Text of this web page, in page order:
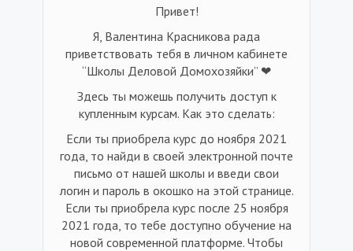
Привет!
Я, Валентина Красникова рада
приветствовать тебя в личном кабинете
“Школы Деловой Домохозяйки” ❤
Здесь ты можешь получить доступ к
купленным курсам. Как это сделать:
Если ты приобрела курс до ноября 2021
года, то найди в своей электронной почте
письмо от нашей школы и введи свои
логин и пароль в окошко на этой странице.
Если ты приобрела курс после 25 ноября
2021 года, то тебе доступно обучение на
новой современной платформе. Чтобы